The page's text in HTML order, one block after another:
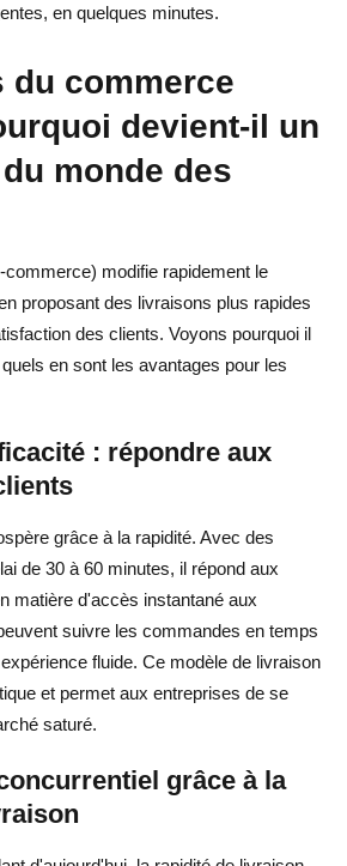
en quelques minutes.
du commerce
devient-il un
monde des
modifie rapidement le
proposant des livraisons plus rapides
des clients. Voyons pourquoi il
en sont les avantages pour les
: répondre aux
grâce à la rapidité. Avec des
de 30 à 60 minutes, il répond aux
matière d'accès instantané aux
suivre les commandes en temps
fluide. Ce modèle de livraison
et permet aux entreprises de se
saturé.
grâce à la